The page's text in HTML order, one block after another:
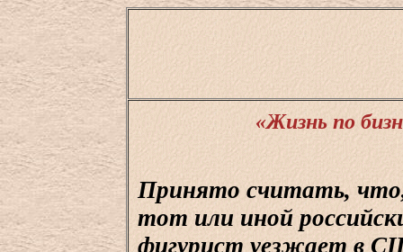
«Жизнь по
Принято считать, что,
тот или иной
фигурист уезжает в